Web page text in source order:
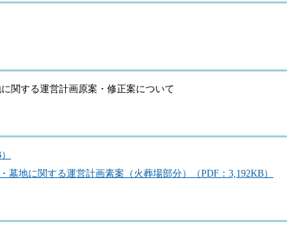
関する運営計画原案・修正案について
墓地に関する運営計画素案（火葬場部分）（PDF：3,192KB）